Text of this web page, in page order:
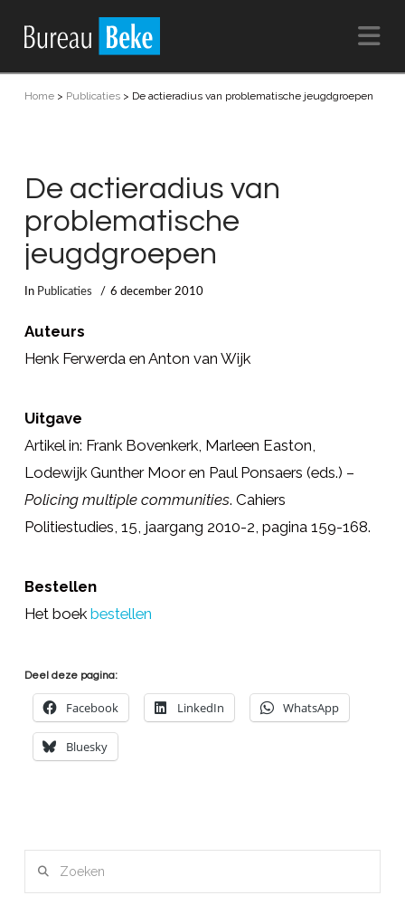
Home> Publicaties> De actieradius van problematische jeugdgroepen
De actieradius van
problematische
jeugdgroepen
In Publicaties 6 december 2010
Auteurs
Henk Ferwerda en Anton van Wijk
Uitgave
Artikel in: Frank Bovenkerk, Marleen Easton,
Lodewijk Gunther Moor en Paul Ponsaers (eds.) –
Policing multiple communities. Cahiers
Politiestudies, 15, jaargang 2010-2, pagina 159-168.
Bestellen
Het boek bestellen
Deel deze pagina:
Facebook LinkedIn WhatsApp
Bluesky